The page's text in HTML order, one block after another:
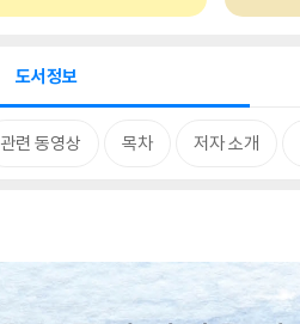
도서정보
관련 동영상 목차 저자 소개